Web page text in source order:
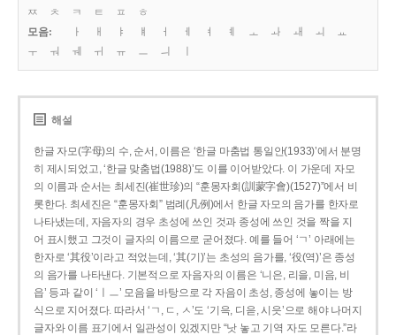
ㅉ
ㅊ ㅋ ㅌ ㅍ
ㅎ
모음:
ㅏ ㅐ ㅑ ㅒ ㅓ ㅔ ㅕ ㅖ ㅗ ㅘ ㅙ ㅚ
ㅛ
ㅜ
ㅝ ㅞ ㅟ ㅠ ㅡ ㅢ
해설
한글 자모(字母)의 수, 순서, 이름은 ‘한글 마춤법 통일안(1933)’에서 분명
히 제시되었고, ‘한글 맞춤법(1988)’도 이를 이어받았다. 이 가운데 자모
의 이름과 순서는 최세진(崔世珍)의 “훈몽자회(訓蒙字會)(1527)”에서 비
롯한다. 최세진은 “훈몽자회” 범례(凡例)에서 한글 자모의 음가를 한자로
나타냈는데, 자음자의 경우 초성에 쓰인 것과 종성에 쓰인 것을 짝을 지
어 표시했고 그것이 글자의 이름으로 굳어졌다. 예를 들어 ‘ㄱ’ 아래에는
한자로 ‘其役’이라고 적었는데, ‘其(기)’는 초성의 음가를, ‘役(역)’은 종성
의 음가를 나타낸다. 기본적으로 자음자의 이름은 ‘니은, 리을, 미음, 비
읍’ 등과 같이 ‘ㅣㅡ’ 모음을 바탕으로 각 자음이 초성, 종성에 놓이는 방
식으로 지어졌다. 따라서 ‘ㄱ, ㄷ, ㅅ’도 ‘기윽, 디읃, 시읏’으로 해야 나머지
글자와 이름 표기에서 일관성이 있겠지만 “낫 놓고 기역 자도 모른다.”라